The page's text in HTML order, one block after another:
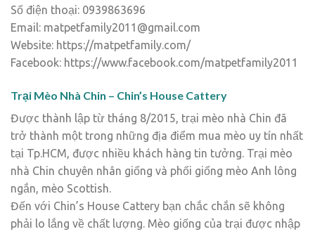
Số điện thoại: 0939863696
Email: matpetfamily2011@gmail.com
Website: https://matpetfamily.com/
Facebook: https://www.facebook.com/matpetfamily2011
Trại Mèo Nhà Chin – Chin’s House Cattery
Được thành lập từ tháng 8/2015, trại mèo nhà Chin đã
trở thành một trong những địa điểm mua mèo uy tín nhất
tại Tp.HCM, được nhiều khách hàng tin tưởng. Trại mèo
nhà Chin chuyên nhân giống và phối giống mèo Anh lông
ngắn, mèo Scottish.
Đến với Chin’s House Cattery bạn chắc chắn sẽ không
phải lo lắng về chất lượng. Mèo giống của trại được nhập